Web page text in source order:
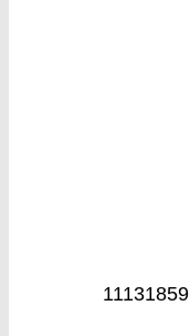
11131859